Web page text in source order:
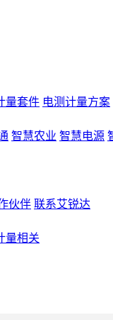
量套件 电测计量方案
智慧农业 智慧电源
伙伴 联系艾锐达
量相关